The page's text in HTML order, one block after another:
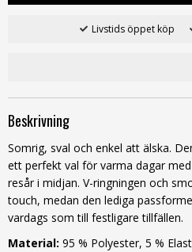
Livstids öppet köp
Beskrivning
Somrig, sval och enkel att älska.
ett perfekt val för varma dagar
resår i midjan. V-ringningen och
touch, medan den lediga
vardags som till festligare tillfällen.
Material: 95 % Polyester, 5 %